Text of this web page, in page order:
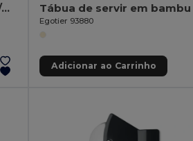
Avental em non-woven (80 g/m²) Tábua de servir em bambu
Egotier 93880
Adicionar ao Carrinho